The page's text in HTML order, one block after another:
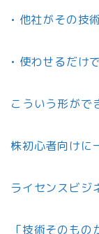
• 他社がその技
• 使わせるだけ
こういう形がで
株初心者向けに
ライセンスビジ
「技術そのもの